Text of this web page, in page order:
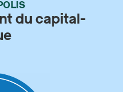
du capital-